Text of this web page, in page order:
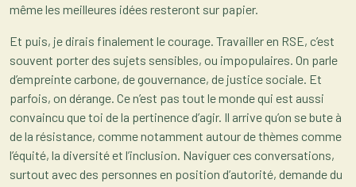
même les meilleures idées resteront sur papier.
Et puis, je dirais finalement le courage. Travailler en RSE, c’est
souvent porter des sujets sensibles, ou impopulaires. On parle
d’empreinte carbone, de gouvernance, de justice sociale. Et
parfois, on dérange. Ce n’est pas tout le monde qui est aussi
convaincu que toi de la pertinence d’agir. Il arrive qu’on se bute à
de la résistance, comme notamment autour de thèmes comme
l’équité, la diversité et l’inclusion. Naviguer ces conversations,
surtout avec des personnes en position d’autorité, demande du